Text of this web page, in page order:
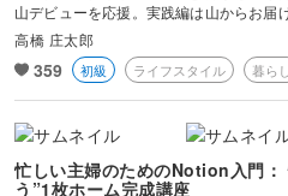
山デビューを応援。実践編は山からお届け
高橋 庄太郎
359 初級 ライフスタイル 暮らし
忙しい主婦のためのNotion入門：
う”1枚ホーム完成講座